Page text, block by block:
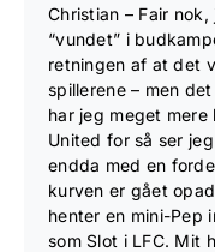
Christian – Fair
“vundet” i
retningen af at det
spillerene – men
har jeg meget
United for så ser
endda med en
kurven er gået
henter en mini-Pep
som Slot i LFC.